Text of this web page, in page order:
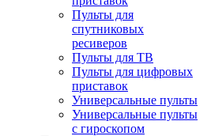
Пульты для
спутниковых
ресиверов
Пульты для ТВ
Пульты для цифровых
приставок
Универсальные пульты
Универсальные пульты
с гироскопом